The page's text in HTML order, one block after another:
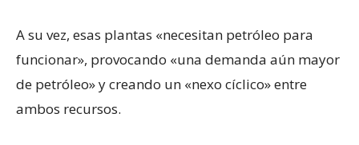
A su vez, esas plantas «necesitan petróleo para
funcionar», provocando «una demanda aún mayor
de petróleo» y creando un «nexo cíclico» entre
ambos recursos.